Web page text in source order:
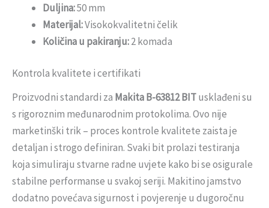
Duljina:50 mm
Materijal:Visokokvalitetni čelik
Količina u pakiranju:2 komada
Kontrola kvalitete i certifikati
Proizvodni standardi za Makita B-63812 BITusklađeni su
s rigoroznim međunarodnim protokolima. Ovo nije
marketinški trik – proces kontrole kvalitete zaista je
detaljan i strogo definiran. Svaki bit prolazi testiranja
koja simuliraju stvarne radne uvjete kako bi se osigurale
stabilne performanse u svakoj seriji. Makitino jamstvo
dodatno povećava sigurnost i povjerenje u dugoročnu